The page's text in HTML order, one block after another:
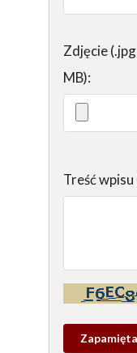
Zdjęcie
MB):
Treść
Kontrola -
Zapamietaj